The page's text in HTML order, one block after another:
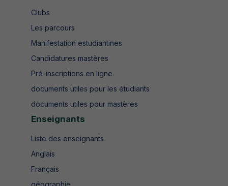
Clubs
Les parcours
Manifestation estudiantines
Candidatures mastères
Pré-inscriptions en ligne
documents utiles pour les étudiants
documents utiles pour mastères
Enseignants
Liste des enseignants
Anglais
Français
géographie